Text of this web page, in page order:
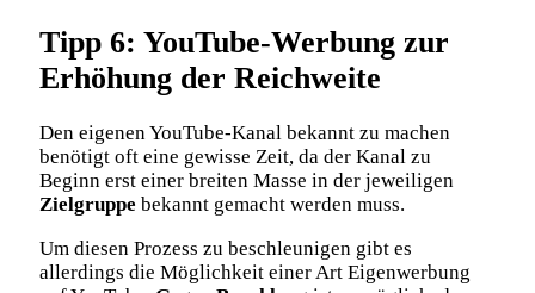
Tipp 6: YouTube-Werbung zur
Erhöhung der Reichweite
Den eigenen YouTube-Kanal bekannt zu machen
benötigt oft eine gewisse Zeit, da der Kanal zu
Beginn erst einer breiten Masse in der jeweiligen
Zielgruppe bekannt gemacht werden muss.
Um diesen Prozess zu beschleunigen gibt es
allerdings die Möglichkeit einer Art Eigenwerbung